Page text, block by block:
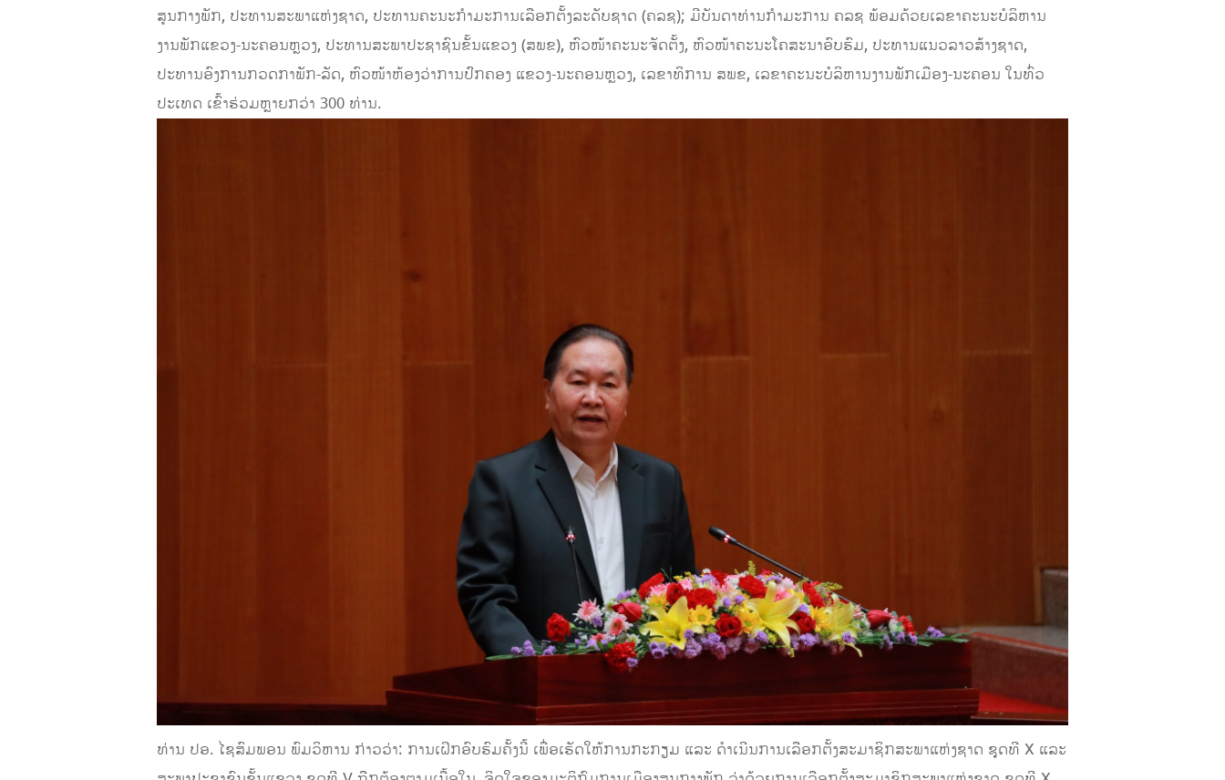
ສູນກາງພັກ, ປະທານສະພາແຫ່ງຊາດ, ປະທານຄະນະກຳມະການເລືອກຕັ້ງລະດັບຊາດ (ຄລຊ); ມີບັນດາທ່ານກຳມະການ ຄລຊ ພ້ອມດ້ວຍເລຂາຄະນະບໍລິຫານ
ງານພັກແຂວງ-ນະຄອນຫຼວງ, ປະທານສະພາປະຊາຊົນຂັ້ນແຂວງ (ສພຂ), ຫົວໜ້າຄະນະຈັດຕັ້ງ, ຫົວໜ້າຄະນະໂຄສະນາອົບຮົມ, ປະທານແນວລາວສ້າງຊາດ,
ປະທານອົງການກວດກາພັກ-ລັດ, ຫົວໜ້າຫ້ອງວ່າການປົກຄອງ ແຂວງ-ນະຄອນຫຼວງ, ເລຂາທິການ ສພຂ, ເລຂາຄະນະບໍລິຫານງານພັກເມືອງ-ນະຄອນ ໃນທົ່ວ
ປະເທດ ເຂົ້າຮ່ວມຫຼາຍກວ່າ 300 ທ່ານ.
ທ່ານ ປອ. ໄຊສົມພອນ ພົມວິຫານ ກ່າວວ່າ: ການເຝິກອົບຮົມຄັ້ງນີ້ ເພື່ອເຮັດໃຫ້ການກະກຽມ ແລະ ດໍາເນີນການເລືອກຕັ້ງສະມາຊິກສະພາແຫ່ງຊາດ ຊຸດທີ X ແລະ